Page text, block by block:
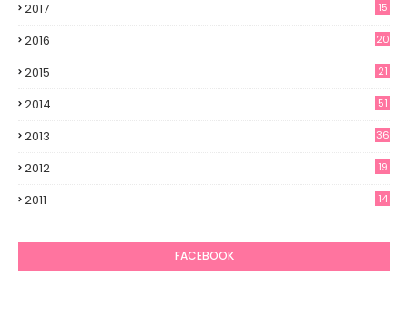
2017 15
2016 20
2015 21
2014 51
2013 36
2012
19
2011
14
FACEBOOK